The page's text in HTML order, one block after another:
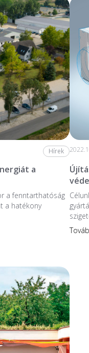
Hírek
a
a fenntarthatóság
a hatékony